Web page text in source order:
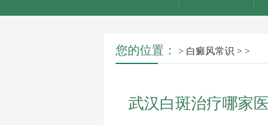
您的位置： > 白癜风常识 > >
武汉白斑治疗哪家